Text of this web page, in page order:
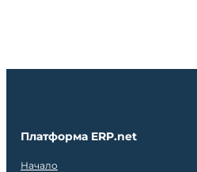
Платформа ERP.net
Начало